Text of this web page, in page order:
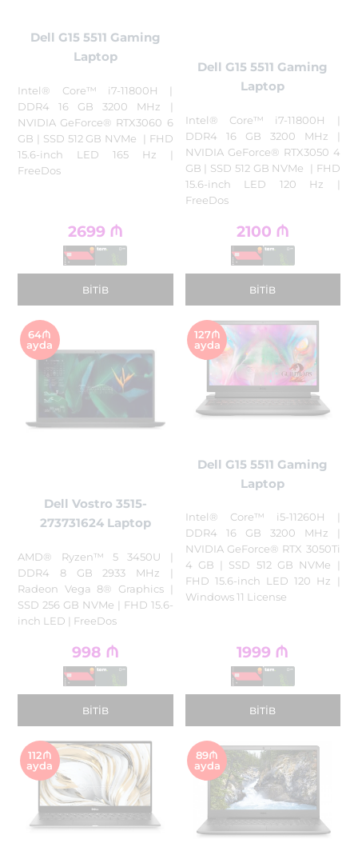
Dell G15 5511 Gaming
Laptop
Intel® Core™ i7-11800H |
DDR4 16 GB 3200 MHz |
NVIDIA GeForce® RTX3060 6
GB | SSD 512 GB NVMe | FHD
15.6-inch LED 165 Hz |
FreeDos
2699 ₼
BITIB
Dell G15 5511 Gaming
Laptop
Intel® Core™ i7-11800H |
DDR4 16 GB 3200 MHz |
NVIDIA GeForce® RTX3050 4
GB | SSD 512 GB NVMe | FHD
15.6-inch LED 120 Hz |
FreeDos
2100 ₼
BITIB
64₼
ayda
Dell Vostro 3515-
273731624 Laptop
AMD® Ryzen™ 5 3450U |
DDR4 8 GB 2933 MHz |
Radeon Vega 8® Graphics |
SSD 256 GB NVMe | FHD 15.6-
inch LED | FreeDos
998 ₼
BITIB
127₼
ayda
Dell G15 5511 Gaming
Laptop
Intel® Core™ i5-11260H |
DDR4 16 GB 3200 MHz |
NVIDIA GeForce® RTX 3050Ti
4 GB | SSD 512 GB NVMe |
FHD 15.6-inch LED 120 Hz |
Windows 11 License
1999 ₼
BITIB
112₼
ayda
89₼
ayda